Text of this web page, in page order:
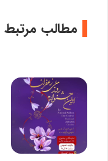
مطالب مرتبط